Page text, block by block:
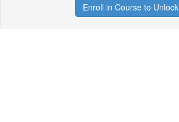
Enroll in Course to Unlock